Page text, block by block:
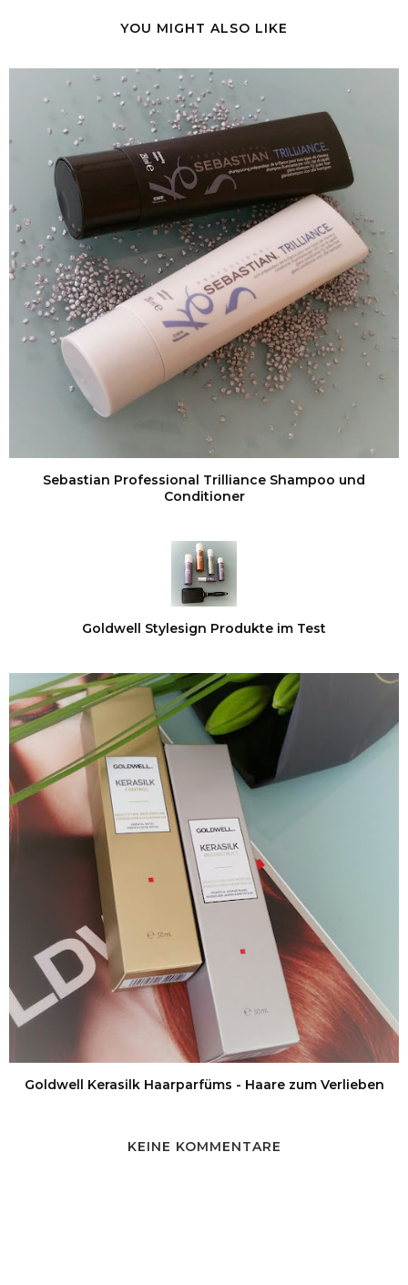
YOU MIGHT ALSO LIKE
Sebastian Professional Trilliance Shampoo und
Conditioner
Goldwell Stylesign Produkte im Test
Goldwell Kerasilk Haarparfüms - Haare zum Verlieben
KEINE KOMMENTARE